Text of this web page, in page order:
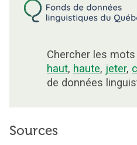
Chercher les mots
haut, haute, jeter,
de données
Sources